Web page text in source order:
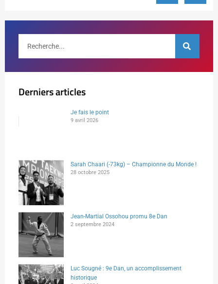
Derniers articles
Je fais le point
9 avril 2026
Sarah Chaari (-73kg) – Championne du Monde !
28 octobre 2025
Jean-Martial Ossohou promu 8e Dan
2 septembre 2024
Luc Sougné : 9e Dan, un accomplissement
historique